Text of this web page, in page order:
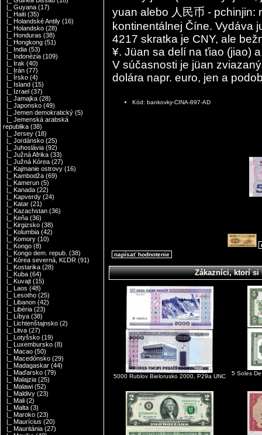
|_ Guyana (17)
|_ Haiti (35)
|_ Holandské Antily (16)
|_ Holandsko (28)
|_ Honduras (38)
|_ Hongkong (51)
|_ India (53)
|_ Indonézia (109)
|_ Irak (40)
|_ Irán (77)
|_ Írsko (4)
|_ Island (15)
|_ Izrael (37)
|_ Jamajka (28)
|_ Japonsko (49)
|_ Jemen demokratický (5)
|_ Jemenská arabská
republika (38)
|_ Jersey (18)
|_ Jordánsko (25)
|_ Juhoslávia (92)
|_ Južná Afrika (33)
|_ Južná Kórea (27)
|_ Kajmanie ostrovy (16)
|_ Kambodža (69)
|_ Kamerun (5)
|_ Kanada (22)
|_ Kapverdy (24)
|_ Katar (21)
|_ Kazachstan (36)
|_ Keňa (36)
|_ Kirgizsko (38)
|_ Kolumbia (42)
|_ Komory (10)
|_ Kongo (8)
|_ Kongo dem. repub. (38)
|_ Kórea severná, KĽDR (91)
|_ Kostarika (28)
|_ Kuba (64)
|_ Kuvajt (15)
|_ Laos (48)
|_ Lesotho (25)
|_ Libanon (42)
|_ Libéria (23)
|_ Líbya (38)
|_ Lichtenštajnsko (2)
|_ Litva (27)
|_ Lotyšsko (19)
|_ Luxembursko (8)
|_ Macao (50)
|_ Macedónsko (29)
|_ Madagaskar (44)
|_ Maďarsko (79)
|_ Malajzia (25)
|_ Malawi (52)
|_ Maldivy (23)
|_ Mali (2)
|_ Malta (3)
|_ Maroko (23)
|_ Maurícius (20)
|_ Mauritánia (27)
yuan alebo 人民币 - pchinjin:
kontinentálnej Číne. Vydáva
4217 skratka je CNY, ale
¥. Jüan sa delí na ťiao (jiao)
V súčasnosti je jüan
dolára napr. euro, jen a
Kód: bankovky-CINA-897-AD
napísať hodnotenie
Zákazníci, ktorí si
5000 Rublov Bielorusko 2000, P29a UNC 5 Soles